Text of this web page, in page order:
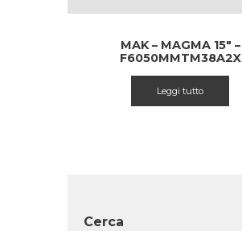
MAK – MAGMA 15″ –
F6050MMTM38A2X
Leggi tutto
Cerca